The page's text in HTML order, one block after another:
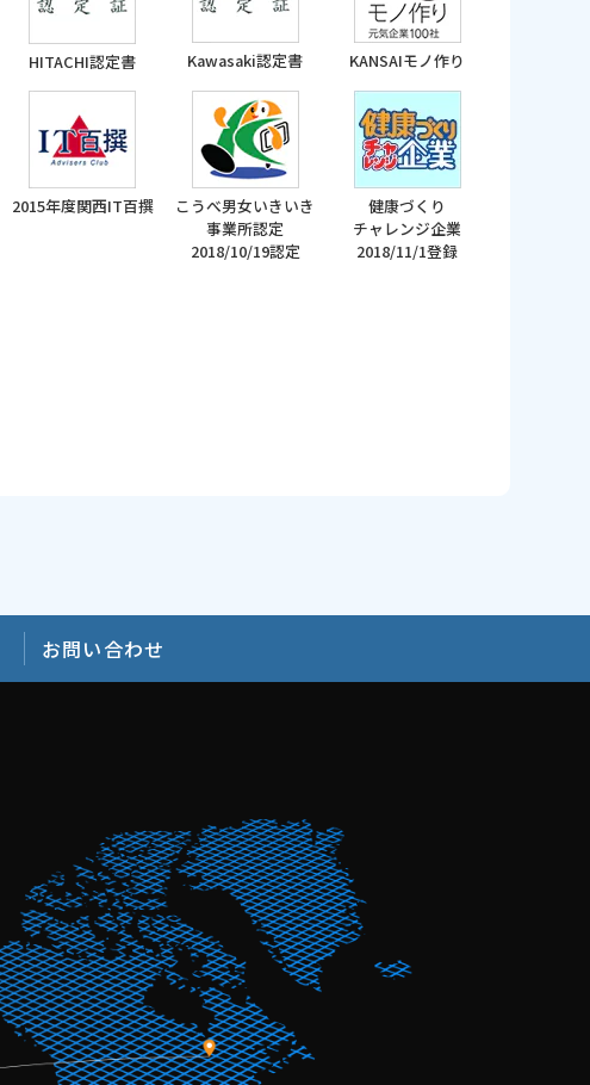
HITACHI認定書 Kawasaki認定書 KANSAIモノ作り
2015年度関西IT百撰
こうべ男女いきいき
事業所認定
2018/10/19認定
健康づくり
チャレンジ企業
2018/11/1登録
お問い合わせ